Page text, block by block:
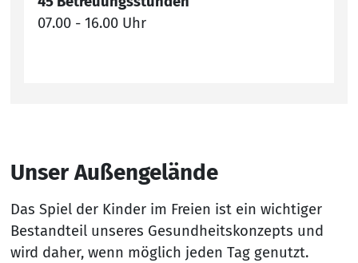
07.00 - 16.00 Uhr
Unser Außengelände
Das Spiel der Kinder im Freien ist ein wichtiger
Bestandteil unseres Gesundheitskonzepts und
wird daher, wenn möglich jeden Tag genutzt.